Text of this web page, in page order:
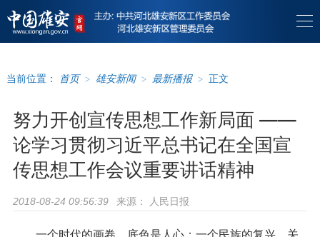
当前位置： 首页 > 雄安新闻 > 最新播报 > 正文
努力开创宣传思想工作新局面 ——
论学习贯彻习近平总书记在全国宣
传思想工作会议重要讲话精神
2018-08-24 09:56:39 来源： 人民日报
一个时代的画卷，底色是人心；一个民族的复兴，关